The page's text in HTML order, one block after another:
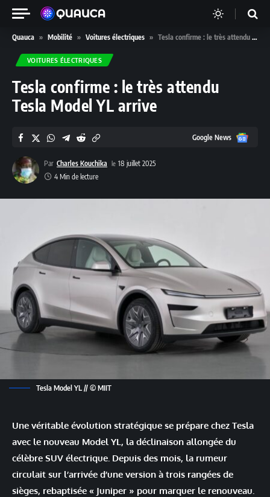
Quauca » Mobilité » Voitures électriques » Tesla confirme : le très attendu Tesla Model YL arrive
VOITURES ÉLECTRIQUES
Tesla confirme : le très attendu
Tesla Model YL arrive
Par Charles Kouchika
18 juillet 2025
4 Min de lecture
Google News Google
Tesla Model YL // © MIIT
Une véritable évolution stratégique se prépare chez Tesla
avec le nouveau Model YL, la déclinaison allongée du
célèbre SUV électrique. Depuis des mois, la rumeur
circulait sur l’arrivée d’une version à trois rangées de
sièges, rebaptisée « Juniper » pour marquer le renouveau.